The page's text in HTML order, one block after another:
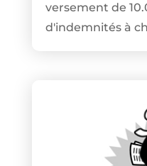
versement de
d'indemnités à